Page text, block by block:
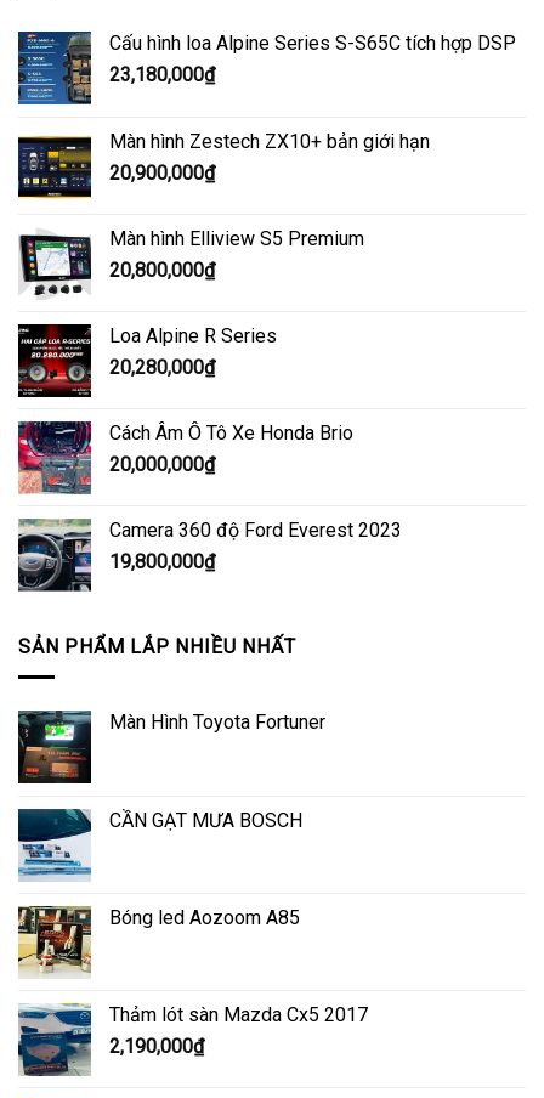
Cấu hình loa Alpine Series S-S65C tích hợp DSP
23,180,000₫
Màn hình Zestech ZX10+ bản giới hạn
20,900,000₫
Màn hình Elliview S5 Premium
20,800,000₫
Loa Alpine R Series
20,280,000₫
Cách Âm Ô Tô Xe Honda Brio
20,000,000₫
Camera 360 độ Ford Everest 2023
19,800,000₫
SẢN PHẨM LẮP NHIỀU NHẤT
Màn Hình Toyota Fortuner
CẦN GẠT MƯA BOSCH
Bóng led Aozoom A85
Thảm lót sàn Mazda Cx5 2017
2,190,000₫